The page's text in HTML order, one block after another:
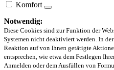
Komfort
Notwendig:
Diese Cookies sind zur Funktion der
Systemen nicht deaktiviert werden. In
Reaktion auf von Ihnen getätigte
entsprechen, wie etwa dem Festlegen
Anmelden oder dem Ausfüllen von